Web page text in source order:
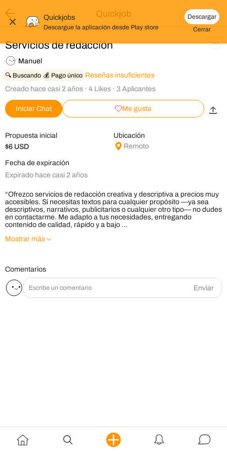
Quickjobs
Descargue la aplicación desde Play store
Descargar
Cerrar
Quickjob
Servicios de redacción
Manuel
🔍 Buscando 💰 Pago único Reseñas insuficientes
Creado hace casi 2 años · 4 Likes · 3 Aplicantes
Iniciar Chat Me gusta
Propuesta inicial
$6 USD
Ubicación
Remoto
Fecha de expiración
Expirado hace casi 2 años
“Ofrezco servicios de redacción creativa y descriptiva a precios muy
accesibles. Si necesitas textos para cualquier propósito —ya sea
descriptivos, narrativos, publicitarios o cualquier otro tipo— no dudes
en contactarme. Me adapto a tus necesidades, entregando
contenido de calidad, rápido y a bajo ...
Mostrar más
Comentarios
Enviar